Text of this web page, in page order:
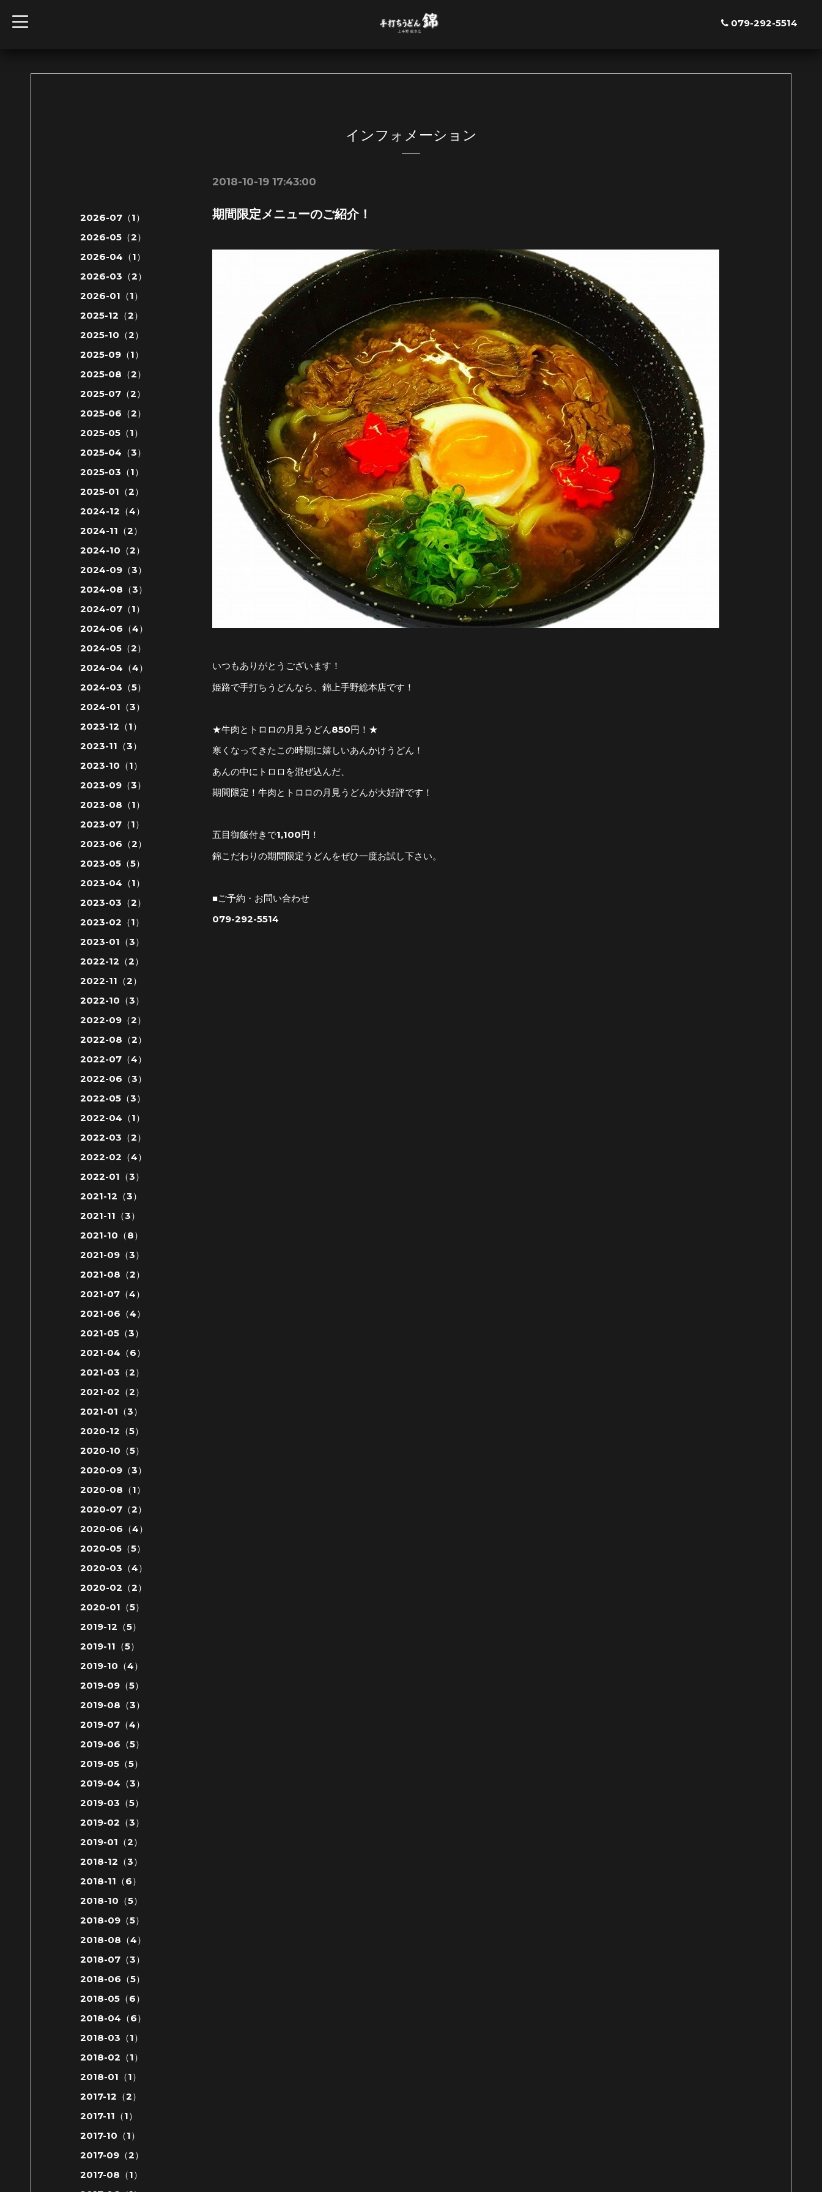
t
o
079-292-5514
インフォメーション
2018-10-19 17:43:00
期間限定メニューのご紹介！
いつもありがとうございます！
姫路で手打ちうどんなら、錦上手野総本店です！
★牛肉とトロロの月見うどん850円！★
寒くなってきたこの時期に嬉しいあんかけうどん！
あんの中にトロロを混ぜ込んだ、
期間限定！牛肉とトロロの月見うどんが大好評です！
五目御飯付きで1,100円！
錦こだわりの期間限定うどんをぜひ一度お試し下さい。
■ご予約・お問い合わせ
079-292-5514
2026-07（1）
2026-05（2）
2026-04（1）
2026-03（2）
2026-01（1）
2025-12（2）
2025-10（2）
2025-09（1）
2025-08（2）
2025-07（2）
2025-06（2）
2025-05（1）
2025-04（3）
2025-03（1）
2025-01（2）
2024-12（4）
2024-11（2）
2024-10（2）
2024-09（3）
2024-08（3）
2024-07（1）
2024-06（4）
2024-05（2）
2024-04（4）
2024-03（5）
2024-01（3）
2023-12（1）
2023-11（3）
2023-10（1）
2023-09（3）
2023-08（1）
2023-07（1）
2023-06（2）
2023-05（5）
2023-04（1）
2023-03（2）
2023-02（1）
2023-01（3）
2022-12（2）
2022-11（2）
2022-10（3）
2022-09（2）
2022-08（2）
2022-07（4）
2022-06（3）
2022-05（3）
2022-04（1）
2022-03（2）
2022-02（4）
2022-01（3）
2021-12（3）
2021-11（3）
2021-10（8）
2021-09（3）
2021-08（2）
2021-07（4）
2021-06（4）
2021-05（3）
2021-04（6）
2021-03（2）
2021-02（2）
2021-01（3）
2020-12（5）
2020-10（5）
2020-09（3）
2020-08（1）
2020-07（2）
2020-06（4）
2020-05（5）
2020-03（4）
2020-02（2）
2020-01（5）
2019-12（5）
2019-11（5）
2019-10（4）
2019-09（5）
2019-08（3）
2019-07（4）
2019-06（5）
2019-05（5）
2019-04（3）
2019-03（5）
2019-02（3）
2019-01（2）
2018-12（3）
2018-11（6）
2018-10（5）
2018-09（5）
2018-08（4）
2018-07（3）
2018-06（5）
2018-05（6）
2018-04（6）
2018-03（1）
2018-02（1）
2018-01（1）
2017-12（2）
2017-11（1）
2017-10（1）
2017-09（2）
2017-08（1）